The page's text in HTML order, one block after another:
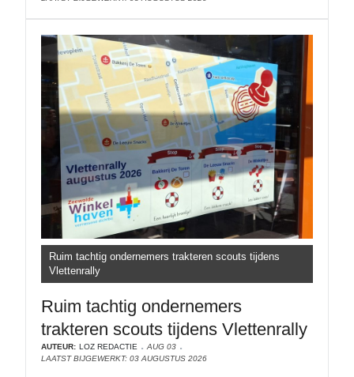
Ruim tachtig ondernemers trakteren scouts tijdens
Vlettenrally
Ruim tachtig ondernemers
trakteren scouts tijdens Vlettenrally
AUTEUR: LOZ REDACTIE
AUG 03
LAATST BIJGEWERKT: 03 AUGUSTUS 2026